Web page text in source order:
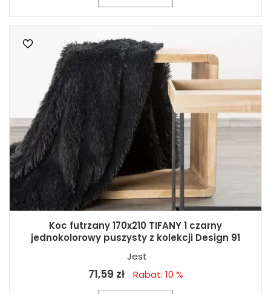
Koc futrzany 170x210 TIFANY 1 czarny
jednokolorowy puszysty z kolekcji Design 91
Jest
71,59 zł Rabat: 10 %